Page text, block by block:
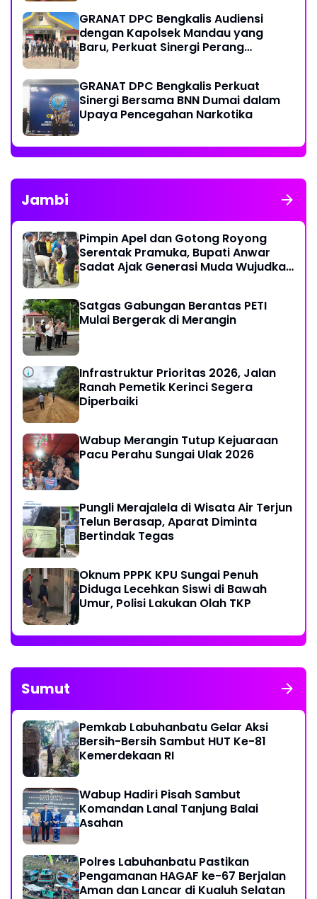
GRANAT DPC Bengkalis Audiensi
dengan Kapolsek Mandau yang
Baru, Perkuat Sinergi Perang
GRANAT DPC Bengkalis Perkuat
Sinergi Bersama BNN Dumai dalam
Upaya Pencegahan Narkotika
Jambi
Pimpin Apel dan Gotong Royong
Serentak Pramuka, Bupati Anwar
Sadat Ajak Generasi Muda Wujudkan
Satgas Gabungan Berantas PETI
Mulai Bergerak di Merangin
Infrastruktur Prioritas 2026, Jalan
Ranah Pemetik Kerinci Segera
Diperbaiki
Wabup Merangin Tutup Kejuaraan
Pacu Perahu Sungai Ulak 2026
Pungli Merajalela di Wisata Air Terjun
Telun Berasap, Aparat Diminta
Bertindak Tegas
Oknum PPPK KPU Sungai Penuh
Diduga Lecehkan Siswi di Bawah
Umur, Polisi Lakukan Olah TKP
Sumut
Pemkab Labuhanbatu Gelar Aksi
Bersih-Bersih Sambut HUT Ke-81
Kemerdekaan RI
Wabup Hadiri Pisah Sambut
Komandan Lanal Tanjung Balai
Asahan
Polres Labuhanbatu Pastikan
Pengamanan HAGAF ke-67 Berjalan
Aman dan Lancar di Kualuh Selatan